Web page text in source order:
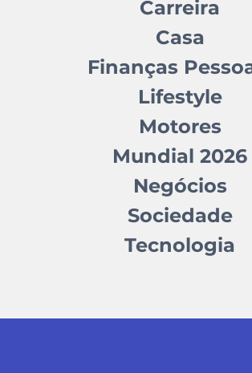
Carreira
Casa
Finanças
Lifestyle
Motores
Mundial 2026
Negócios
Sociedade
Tecnologia